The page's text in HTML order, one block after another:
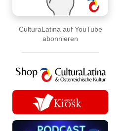
CulturaLatina auf YouTube
abonnieren